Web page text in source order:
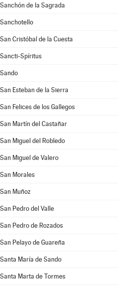
Sanchón de la Sagrada
Sanchotello
San Cristóbal de la Cuesta
Sancti-Spíritus
Sando
San Esteban de la Sierra
San Felices de los Gallegos
San Martín del Castañar
San Miguel del Robledo
San Miguel de Valero
San Morales
San Muñoz
San Pedro del Valle
San Pedro de Rozados
San Pelayo de Guareña
Santa María de Sando
Santa Marta de Tormes